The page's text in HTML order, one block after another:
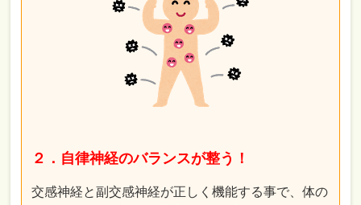
２．自律神経のバランスが整う！
交感神経と副交感神経が正しく機能する事で、体の